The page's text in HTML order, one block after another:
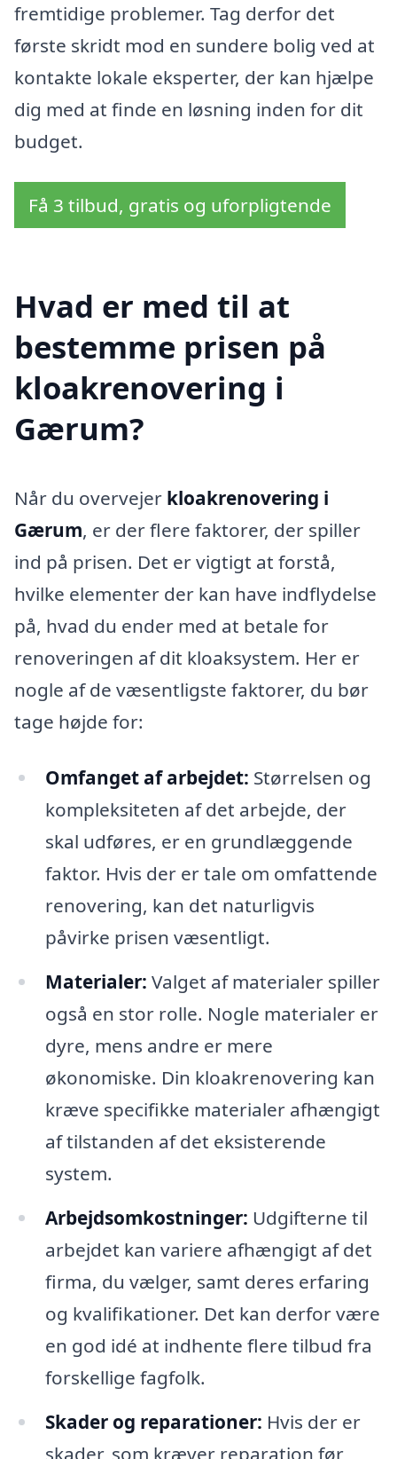
fremtidige problemer. Tag derfor det
første skridt mod en sundere bolig ved at
kontakte lokale eksperter, der kan hjælpe
dig med at finde en løsning inden for dit
budget.
Få 3 tilbud, gratis og uforpligtende
Hvad er med til at
bestemme prisen på
kloakrenovering i
Gærum?
Når du overvejer kloakrenovering i
Gærum, er der flere faktorer, der spiller
ind på prisen. Det er vigtigt at forstå,
hvilke elementer der kan have indflydelse
på, hvad du ender med at betale for
renoveringen af dit kloaksystem. Her er
nogle af de væsentligste faktorer, du bør
tage højde for:
Omfanget af arbejdet: Størrelsen og
kompleksiteten af det arbejde, der
skal udføres, er en grundlæggende
faktor. Hvis der er tale om omfattende
renovering, kan det naturligvis
påvirke prisen væsentligt.
Materialer: Valget af materialer spiller
også en stor rolle. Nogle materialer er
dyre, mens andre er mere
økonomiske. Din kloakrenovering kan
kræve specifikke materialer afhængigt
af tilstanden af det eksisterende
system.
Arbejdsomkostninger: Udgifterne til
arbejdet kan variere afhængigt af det
firma, du vælger, samt deres erfaring
og kvalifikationer. Det kan derfor være
en god idé at indhente flere tilbud fra
forskellige fagfolk.
Skader og reparationer: Hvis der er
skader, som kræver reparation før